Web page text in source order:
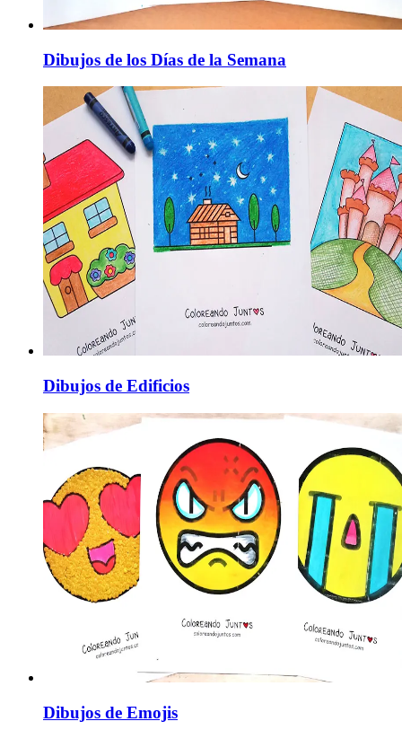
Dibujos de los Días de la Semana
Dibujos de Edificios
Dibujos de Emojis